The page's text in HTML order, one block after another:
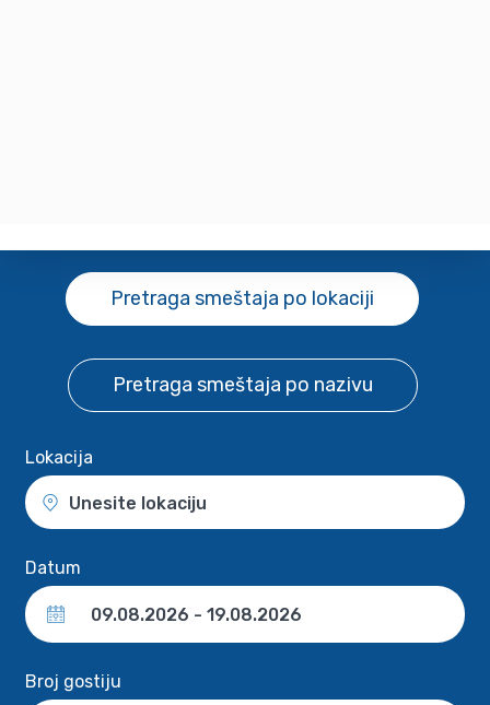
Pretraga smeštaja po lokaciji
Pretraga smeštaja po nazivu
Lokacija
Unesite lokaciju
Datum
Broj gostiju